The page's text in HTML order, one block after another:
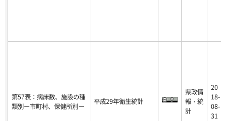
第57表：病床数、施設の種
類別ー市町村、保健所別ー
平成29年衛生統計
県政情
報・統
計
20
18-
08-
31